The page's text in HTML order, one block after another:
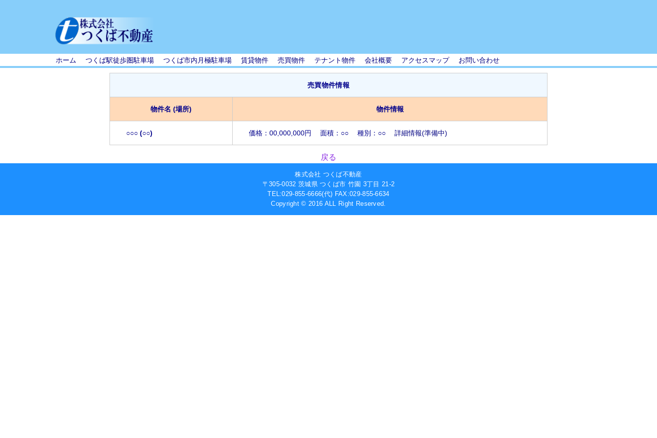
ホーム つくば駅徒歩圏駐車場 つくば市内月極駐車場 賃貸物件 売買物件 テナント物件 会社概要 アクセスマップ お問い合わせ
売買物件情報
物件名 (場所) 物件情報
○○○ (○○) 価格：00,000,000円 面積：○○ 種別：○○ 詳細情報(準備中)
戻る
株式会社 つくば不動産
〒305-0032 茨城県 つくば市 竹園 3丁目 21-2
TEL:029-855-6666(代) FAX:029-855-6634
Copyright © 2016 ALL Right Reserved.